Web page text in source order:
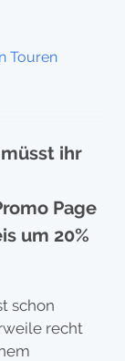
Touren
ihr
Page
um 20%
schon
recht